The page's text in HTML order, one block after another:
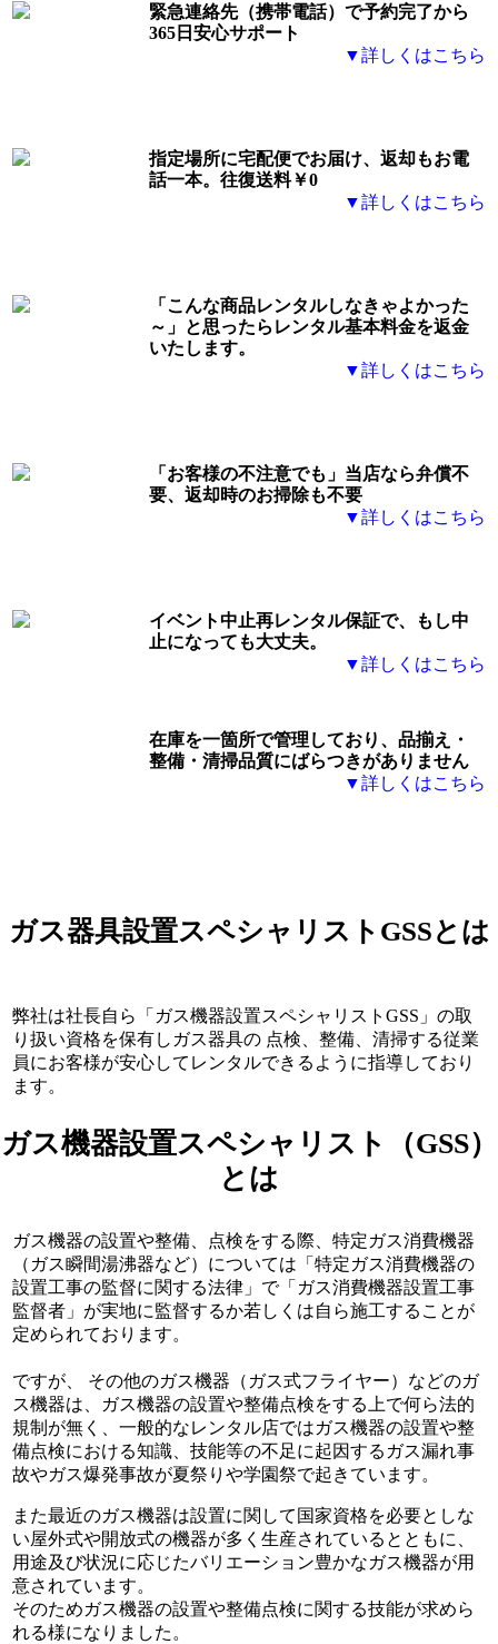
緊急連絡先（携帯電話） で予約完了から
365日安心サポート
▼詳しくはこちら
指定場所に宅配便でお届け、返却もお電
話一本。 往復送料￥0
▼詳しくはこちら
「こんな商品レンタルしなきゃよかった
～」と思ったらレンタル基本料金を返金
いたします。
▼詳しくはこちら
「お客様の不注意でも」 当店なら弁償不
要、返却時のお掃除も不要
▼詳しくはこちら
イベント中止再レンタル保証で、もし中
止になっても大丈夫。
▼詳しくはこちら
在庫を一箇所で管理しており、品揃え・
整備・清掃品質にばらつきがありません
▼詳しくはこちら
ガス器具設置スペシャリストGSSとは
弊社は社長自ら「ガス機器設置スペシャリストGSS」の取
り扱い資格を保有しガス器具の 点検、整備、清掃する従業
員にお客様が安心してレンタルできるように指導しており
ます。
ガス機器設置スペシャリスト（GSS）
とは
ガス機器の設置や整備、点検をする際、特定ガス消費機器
（ガス瞬間湯沸器など）については「特定ガス消費機器の
設置工事の監督に関する法律」で「ガス消費機器設置工事
監督者」が実地に監督するか若しくは自ら施工することが
定められております。
ですが、 その他のガス機器（ガス式フライヤー）などのガ
ス機器は、ガス機器の設置や整備点検をする上で何ら法的
規制が無く、一般的なレンタル店ではガス機器の設置や整
備点検における知識、技能等の不足に起因するガス漏れ事
故やガス爆発事故が夏祭りや学園祭で起きています。
また最近のガス機器は設置に関して国家資格を必要としな
い屋外式や開放式の機器が多く生産されているとともに、
用途及び状況に応じたバリエーション豊かなガス機器が用
意されています。
そのためガス機器の設置や整備点検に関する技能が求めら
れる様になりました。